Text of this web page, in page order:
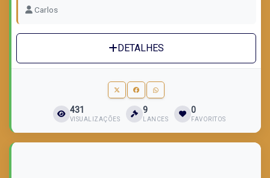
Carlos
DETALHES
431
VISUALIZAÇÕES
9
LANCES
0
FAVORITOS